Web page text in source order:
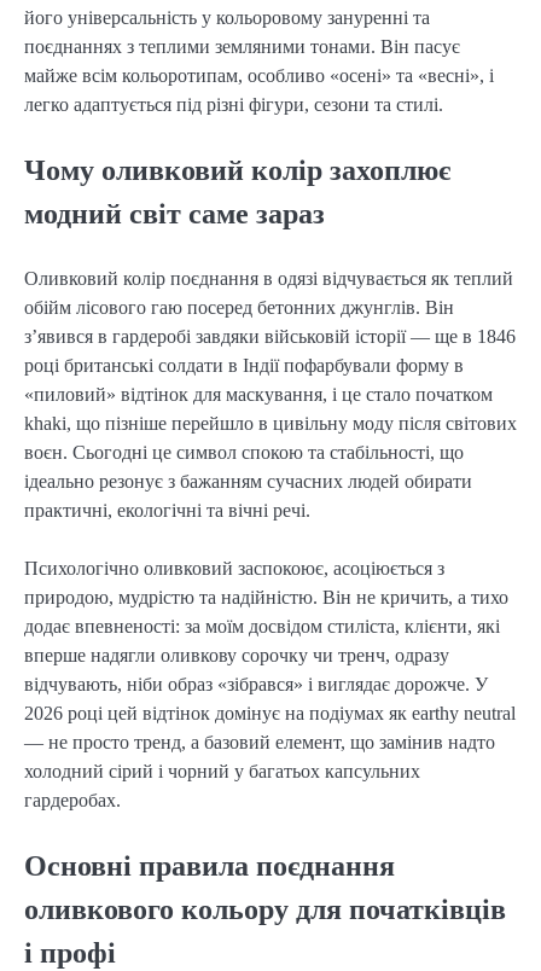
його універсальність у кольоровому зануренні та
поєднаннях з теплими земляними тонами. Він пасує
майже всім кольоротипам, особливо «осені» та «весні», і
легко адаптується під різні фігури, сезони та стилі.
Чому оливковий колір захоплює
модний світ саме зараз
Оливковий колір поєднання в одязі відчувається як теплий
обійм лісового гаю посеред бетонних джунглів. Він
з’явився в гардеробі завдяки військовій історії — ще в 1846
році британські солдати в Індії пофарбували форму в
«пиловий» відтінок для маскування, і це стало початком
khaki, що пізніше перейшло в цивільну моду після світових
воєн. Сьогодні це символ спокою та стабільності, що
ідеально резонує з бажанням сучасних людей обирати
практичні, екологічні та вічні речі.
Психологічно оливковий заспокоює, асоціюється з
природою, мудрістю та надійністю. Він не кричить, а тихо
додає впевненості: за моїм досвідом стиліста, клієнти, які
вперше надягли оливкову сорочку чи тренч, одразу
відчувають, ніби образ «зібрався» і виглядає дорожче. У
2026 році цей відтінок домінує на подіумах як earthy neutral
— не просто тренд, а базовий елемент, що замінив надто
холодний сірий і чорний у багатьох капсульних
гардеробах.
Основні правила поєднання
оливкового кольору для початківців
і профі